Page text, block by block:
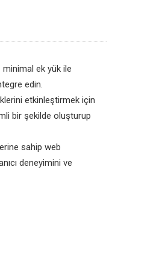
ek yük ile
edin.
etkinleştirmek için
bir şekilde oluşturup
sahip web
deneyimini ve